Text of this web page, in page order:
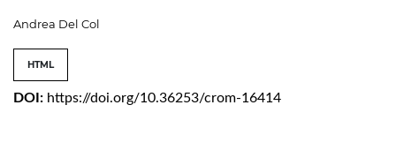
Andrea Del Col
HTML
DOI: https://doi.org/10.36253/crom-16414